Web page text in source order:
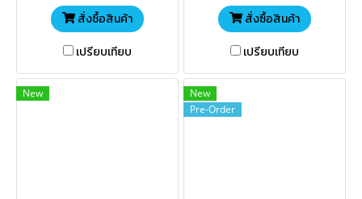
สั่งซื้อสินค้า
เปรียบเทียบ
สั่งซื้อสินค้า
เปรียบเทียบ
New
New
Pre-Order